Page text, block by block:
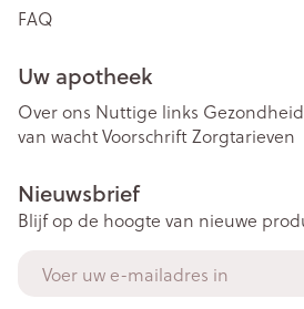
FAQ
Uw apotheek
Over ons Nuttige links
van wachtVoorschriftZorgtarieven
Nieuwsbrief
Blijf op de hoogte van nieuwe